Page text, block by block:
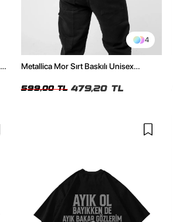
4
Metallica Mor Sırt Baskılı Unisex
599,00 TL 479,20 TL